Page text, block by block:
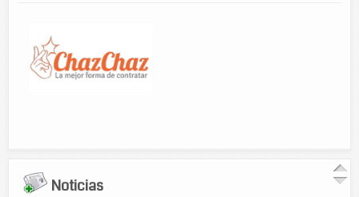
Noticias